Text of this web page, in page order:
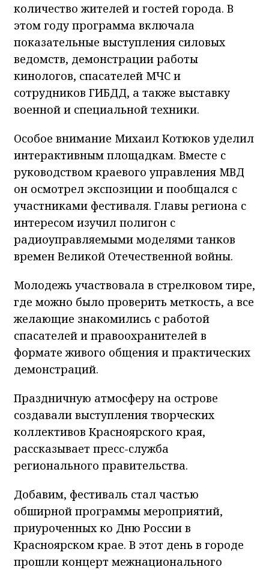
количество жителей и гостей города. В
этом году программа включала
показательные выступления силовых
ведомств, демонстрации работы
кинологов, спасателей МЧС и
сотрудников ГИБДД, а также выставку
военной и специальной техники.
Особое внимание Михаил Котюков уделил
интерактивным площадкам. Вместе с
руководством краевого управления МВД
он осмотрел экспозиции и пообщался с
участниками фестиваля. Главы региона с
интересом изучил полигон с
радиоуправляемыми моделями танков
времен Великой Отечественной войны.
Молодежь участвовала в стрелковом тире,
где можно было проверить меткость, а все
желающие знакомились с работой
спасателей и правоохранителей в
формате живого общения и практических
демонстраций.
Праздничную атмосферу на острове
создавали выступления творческих
коллективов Красноярского края,
рассказывает пресс-служба
регионального правительства.
Добавим, фестиваль стал частью
обширной программы мероприятий,
приуроченных ко Дню России в
Красноярском крае. В этот день в городе
прошли концерт межнационального